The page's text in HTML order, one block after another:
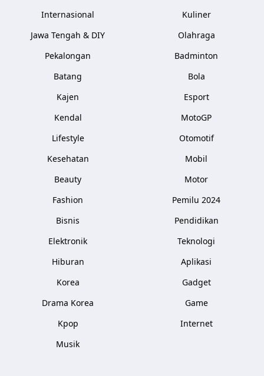
Internasional
Jawa Tengah & DIY
Pekalongan
Batang
Kajen
Kendal
Lifestyle
Kesehatan
Beauty
Fashion
Bisnis
Elektronik
Hiburan
Korea
Drama Korea
Kpop
Musik
Kuliner
Olahraga
Badminton
Bola
Esport
MotoGP
Otomotif
Mobil
Motor
Pemilu 2024
Pendidikan
Teknologi
Aplikasi
Gadget
Game
Internet